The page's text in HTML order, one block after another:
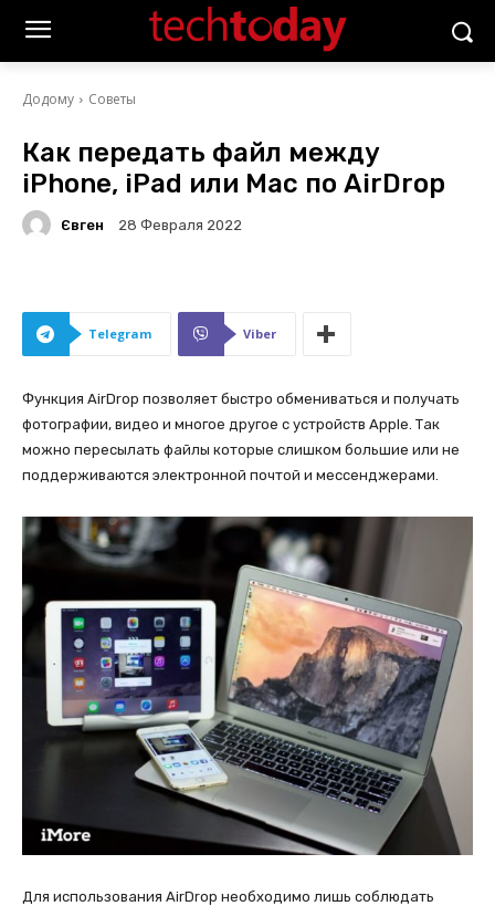
Додому Советы
Как передать файл между
iPhone, iPad или Mac по AirDrop
Євген 28 Февраля 2022
Telegram Viber
Функция AirDrop позволяет быстро обмениваться и получать
фотографии, видео и многое другое с устройств Apple. Так
можно пересылать файлы которые слишком большие или не
поддерживаются электронной почтой и мессенджерами.
Для использования AirDrop необходимо лишь соблюдать